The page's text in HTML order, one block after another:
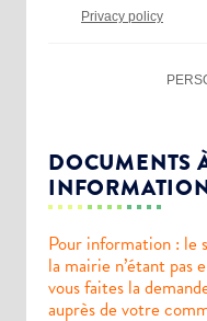
DOCUMENTS
Pour information : le
la mairie n’étant pas
vous faites la
auprès de votre
Choisissez
Newsletter
Newsletter Sport